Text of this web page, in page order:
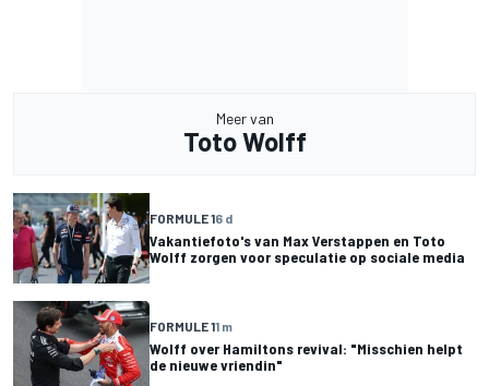
Meer van
Toto Wolff
FORMULE 16 d
Vakantiefoto's van Max Verstappen en Toto
Wolff zorgen voor speculatie op sociale media
FORMULE 11 m
Wolff over Hamiltons revival: "Misschien helpt
de nieuwe vriendin"